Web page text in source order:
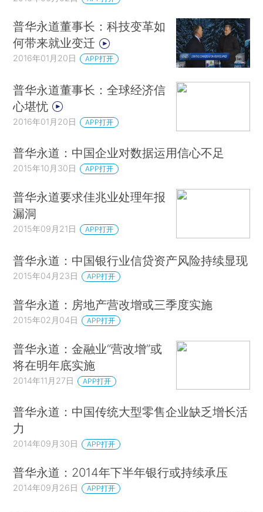
普华永道董事长：科技变革如
何带来就业变迁
2016年01月20日 APP打开
普华永道董事长：全球经济信
心堪忧
2016年01月20日 APP打开
普华永道：中国企业对数据运用信心不足
2015年10月30日 APP打开
普华永道要求佳兆业处理年报
漏洞
2015年09月21日 APP打开
普华永道：中国银行业信贷资产风险持续显现
2015年04月23日 APP打开
普华永道：房地产营改增或三季度实施
2015年02月04日 APP打开
普华永道：金融业“营改增”或
将在明年底实施
2014年11月27日 APP打开
普华永道：中国传统大型零售企业缺乏增长活
力
2014年09月30日 APP打开
普华永道：2014年下半年银行或持续承压
2014年09月26日 APP打开